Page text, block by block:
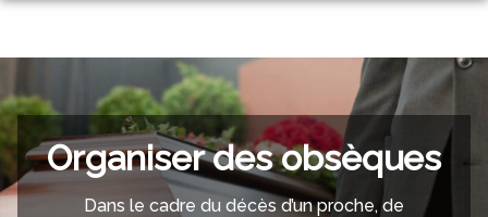
Aller
contenuPRÉVOIR SES OBSÈQUES
MONUMENTS FUNÉRAIRES
NOS AGENCES
SAINT-JEAN-DU-GARD
SERVICES AUX FAMILLES
Organiser des obsèques
Dans le cadre du décès d’un proche, de